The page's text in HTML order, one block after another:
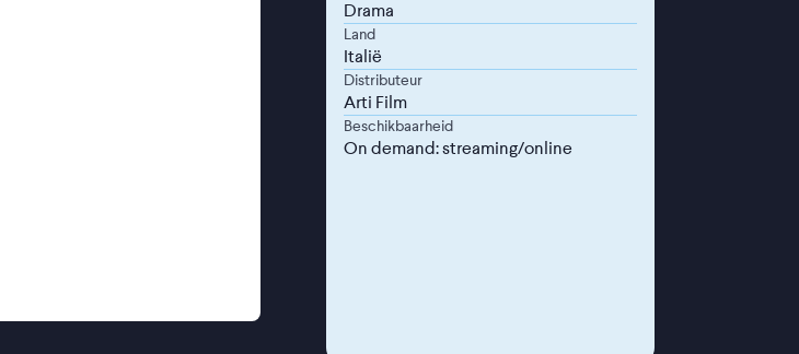
Drama
Land
Italië
Distributeur
Arti Film
Beschikbaarheid
On demand: streaming/online